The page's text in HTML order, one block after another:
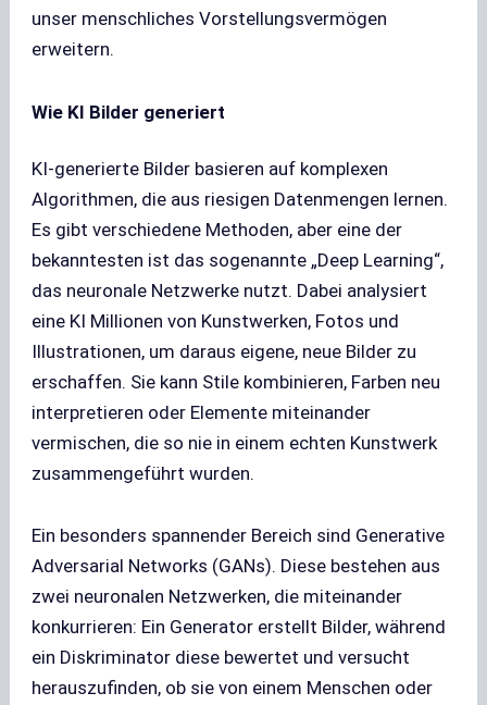
unser menschliches Vorstellungsvermögen
erweitern.
Wie KI Bilder generiert
KI-generierte Bilder basieren auf komplexen
Algorithmen, die aus riesigen Datenmengen lernen.
Es gibt verschiedene Methoden, aber eine der
bekanntesten ist das sogenannte „Deep Learning“,
das neuronale Netzwerke nutzt. Dabei analysiert
eine KI Millionen von Kunstwerken, Fotos und
Illustrationen, um daraus eigene, neue Bilder zu
erschaffen. Sie kann Stile kombinieren, Farben neu
interpretieren oder Elemente miteinander
vermischen, die so nie in einem echten Kunstwerk
zusammengeführt wurden.
Ein besonders spannender Bereich sind Generative
Adversarial Networks (GANs). Diese bestehen aus
zwei neuronalen Netzwerken, die miteinander
konkurrieren: Ein Generator erstellt Bilder, während
ein Diskriminator diese bewertet und versucht
herauszufinden, ob sie von einem Menschen oder